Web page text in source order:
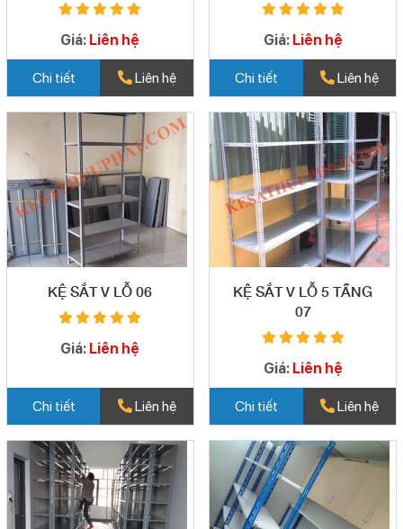
Giá: Liên hệ
Chi tiết Liên hệ
Giá: Liên hệ
Chi tiết Liên hệ
KỆ SẮT V LỖ 06
Giá: Liên hệ
Chi tiết Liên hệ
KỆ SẮT V LỖ 5 TẦNG
07
Giá: Liên hệ
Chi tiết Liên hệ